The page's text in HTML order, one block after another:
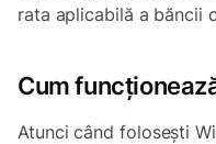
rata aplicabilă a băncii
Cum
Atunci când folosești